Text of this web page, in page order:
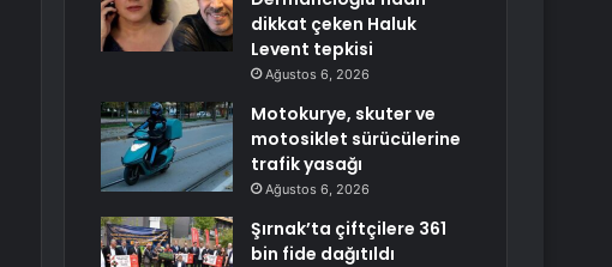
dikkat çeken Haluk
Levent tepkisi
Ağustos 6, 2026
Motokurye, skuter ve
motosiklet sürücülerine
trafik yasağı
Ağustos 6, 2026
Şırnak’ta çiftçilere 361
bin fide dağıtıldı